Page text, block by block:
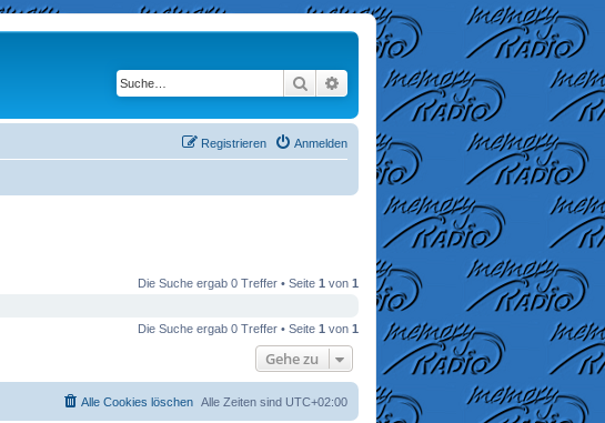
Suche Erweiterte Suche
Anmelden
Registrieren
Die Suche ergab 0 Treffer • Seite 1 von 1
Die Suche ergab 0 Treffer • Seite 1 von 1
Gehe zu
Alle Zeiten sind UTC+02:00
Alle Cookies löschen